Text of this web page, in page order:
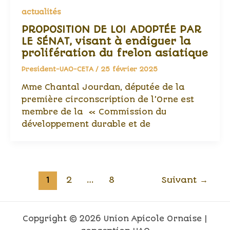
actualités
PROPOSITION DE LOI ADOPTÉE PAR
LE SÉNAT, visant à endiguer la
prolifération du frelon asiatique
President-UAO-CETA / 25 février 2025
Mme Chantal Jourdan, députée de la
première circonscription de l’Orne est
membre de la « Commission du
développement durable et de
1 2 … 8 Suivant →
Copyright © 2026 Union Apicole Ornaise |